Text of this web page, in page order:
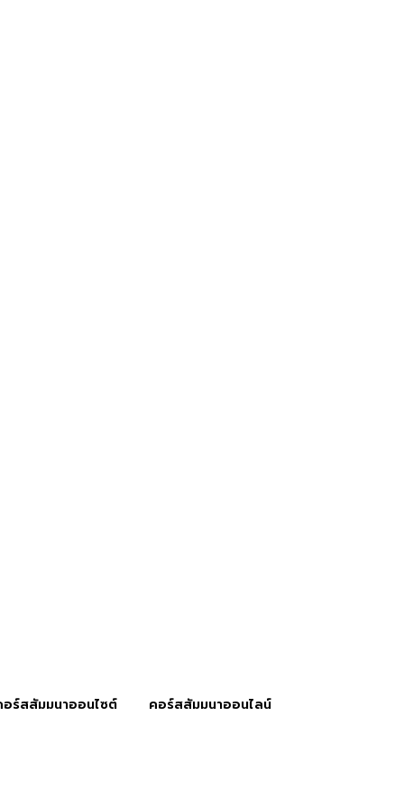
อร์สสัมมนาออนไซต์ คอร์สสัมมนาออนไลน์